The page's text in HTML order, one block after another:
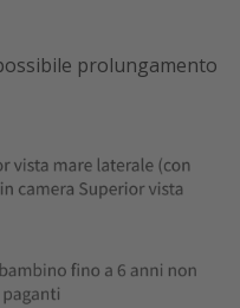
prolungamento